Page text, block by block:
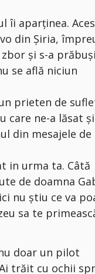
îi aparținea.
din Șiria,
și s-a
se află niciun
prieten de
care ne-a lăsat și
din mesajele de
in urma ta. Câtă
de doamna
nu știu ce va
sa te
doar un pilot
trăit cu ochii